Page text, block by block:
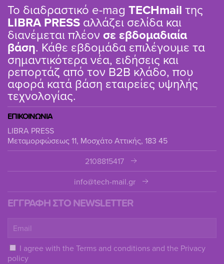
Το διαδραστικό e-mag TΕCHmail της
LIBRA PRESS αλλάζει σελίδα και
διανέμεται πλέον σε εβδομαδιαία
βάση. Κάθε εβδομάδα επιλέγουμε τα
σημαντικότερα νέα, ειδήσεις και
ρεπορτάζ από τον B2B κλάδο, που
αφορά κατά βάση εταιρείες υψηλής
τεχνολογίας.
ΕΠΙΚΟΙΝΩΝΙΑ
LIBRA PRESS
Μεταμορφώσεως 11, Μοσχάτο Αττικής, 183 45
2108815417
info@tech-mail.gr
ΕΓΓΡΑΦΗ ΣΤΟ NEWSLETTER
I agree with the Terms and conditions and the Privacy
policy